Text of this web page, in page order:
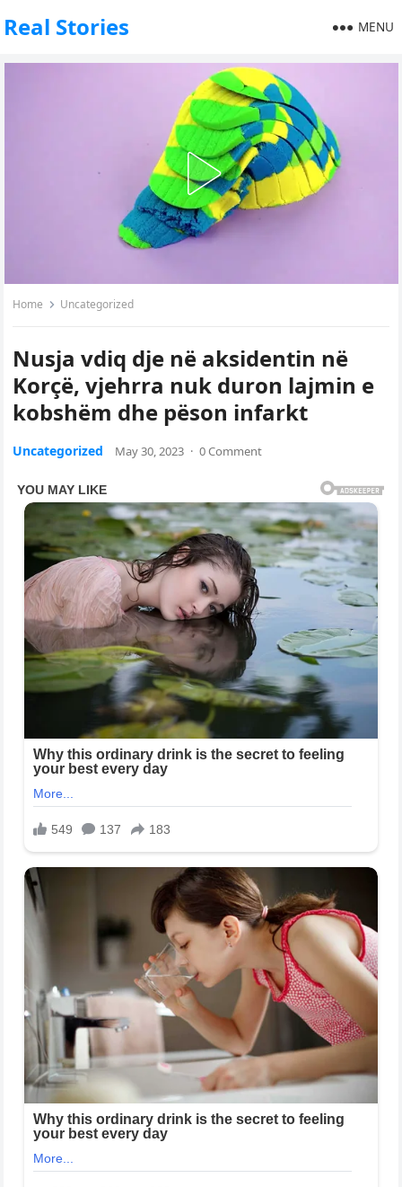
Real Stories MENU
Home Uncategorized
Nusja vdiq dje në aksidentin në
Korçë, vjehrra nuk duron lajmin e
kobshëm dhe pëson infarkt
Uncategorized May 30, 2023 · 0 Comment